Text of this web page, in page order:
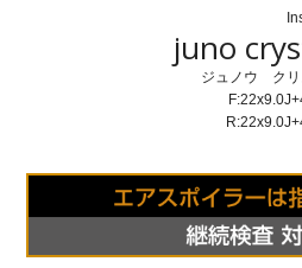
juno
ジュノウ クリ